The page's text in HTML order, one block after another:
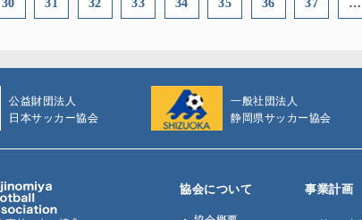
公益財団法人
日本サッカー協会
一般社団法人
静岡県サッカー協会
協会について 事業計画